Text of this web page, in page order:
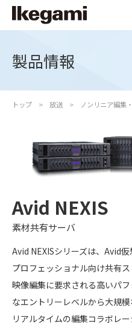
製品情報
トップ 放送 ノンリニア編集
Avid NEXIS
素材共有サーバ
Avid NEXISシリーズは、Avid
プロフェッショナル向け共有ス
映像編集に要求される高いパ
なエントリーレベルから大規
リアルタイムの編集コラボレ